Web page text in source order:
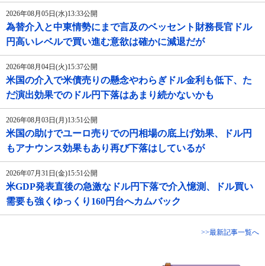
2026年08月05日(水)13:33公開
為替介入と中東情勢にまで言及のベッセント財務長官ドル
円高いレベルで買い進む意欲は確かに減退だが
2026年08月04日(火)15:37公開
米国の介入で米債売りの懸念やわらぎドル金利も低下、た
だ演出効果でのドル円下落はあまり続かないかも
2026年08月03日(月)13:51公開
米国の助けでユーロ売りでの円相場の底上げ効果、ドル円
もアナウンス効果もあり再び下落はしているが
2026年07月31日(金)15:51公開
米GDP発表直後の急激なドル円下落で介入憶測、ドル買い
需要も強くゆっくり160円台へカムバック
>>最新記事一覧へ